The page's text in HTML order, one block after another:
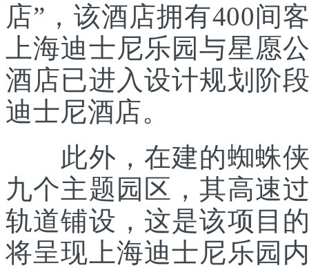
店”，该酒店拥有400间
上海迪士尼乐园与星愿
酒店已进入设计规划阶
迪士尼酒店。
此外，在建的蜘蛛侠
九个主题园区，其高速
轨道铺设，这是该项目
将呈现上海迪士尼乐园